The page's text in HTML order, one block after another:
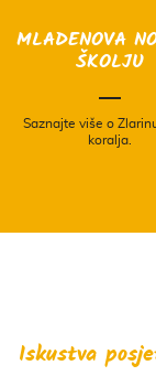
MLADENOVA
ŠKOLJU
Saznajte više o
koralja.
Iskustva